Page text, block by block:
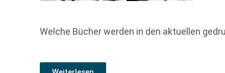
Welche Bücher werden in den aktuellen